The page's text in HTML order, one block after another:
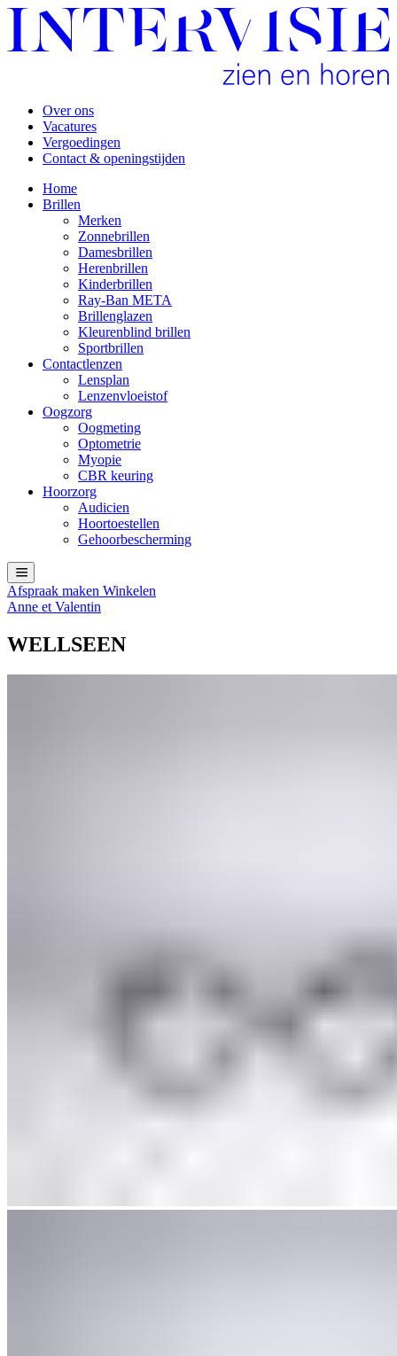
Over ons
Vacatures
Vergoedingen
Contact & openingstijden
Home
Brillen
Merken
Zonnebrillen
Damesbrillen
Herenbrillen
Kinderbrillen
Ray-Ban META
Brillenglazen
Kleurenblind brillen
Sportbrillen
Contactlenzen
Lensplan
Lenzenvloeistof
Oogzorg
Oogmeting
Optometrie
Myopie
CBR keuring
Hoorzorg
Audicien
Hoortoestellen
Gehoorbescherming
Afspraak maken Winkelen
Anne et Valentin
WELLSEEN